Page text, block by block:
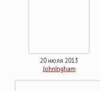
20 июля 2013
JohnIngham